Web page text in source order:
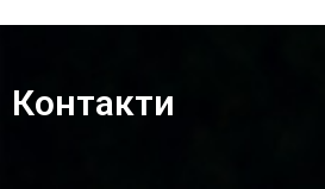
Контакти